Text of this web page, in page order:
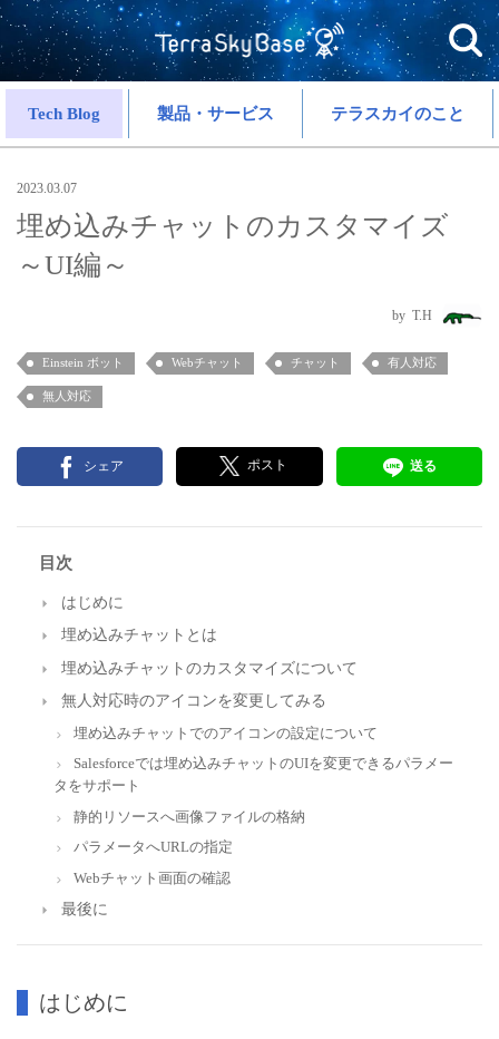
Tech Blog 製品・サービス テラスカイのこと
2023.03.07
埋め込みチャットのカスタマイズ
～UI編～
T.H
Einstein ボット Webチャット チャット 有人対応
無人対応
シェア ポスト 送る
目次
はじめに
埋め込みチャットとは
埋め込みチャットのカスタマイズについて
無人対応時のアイコンを変更してみる
埋め込みチャットでのアイコンの設定について
Salesforceでは埋め込みチャットのUIを変更できるパラメー
タをサポート
静的リソースへ画像ファイルの格納
パラメータへURLの指定
Webチャット画面の確認
最後に
はじめに